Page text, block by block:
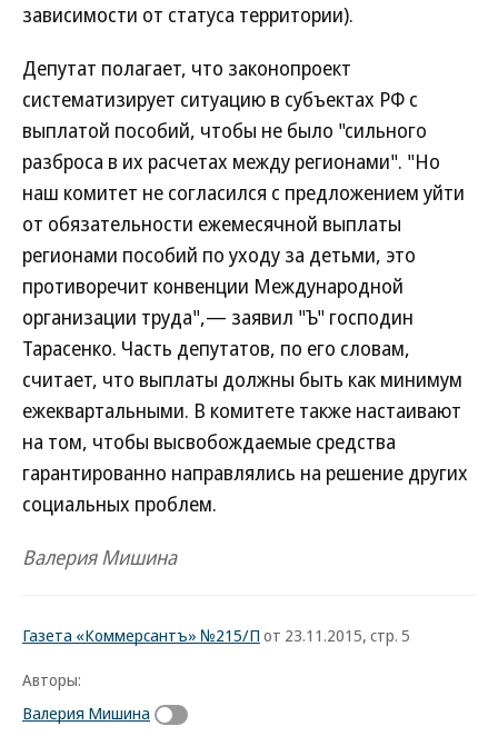
зависимости от статуса территории).
Депутат полагает, что законопроект
систематизирует ситуацию в субъектах РФ с
выплатой пособий, чтобы не было "сильного
разброса в их расчетах между регионами". "Но
наш комитет не согласился с предложением уйти
от обязательности ежемесячной выплаты
регионами пособий по уходу за детьми, это
противоречит конвенции Международной
организации труда",— заявил "Ъ" господин
Тарасенко. Часть депутатов, по его словам,
считает, что выплаты должны быть как минимум
ежеквартальными. В комитете также настаивают
на том, чтобы высвобождаемые средства
гарантированно направлялись на решение других
социальных проблем.
Валерия Мишина
Газета «Коммерсантъ» №215/П от 23.11.2015, стр. 5
Авторы:
Валерия Мишина